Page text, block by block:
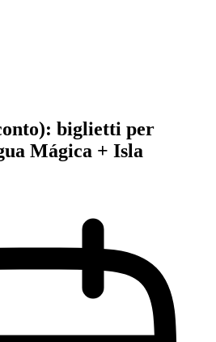
biglietti per
Mágica + Isla